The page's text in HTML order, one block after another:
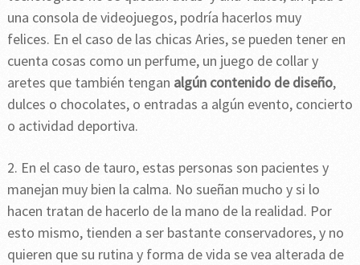
una consola de videojuegos, podría hacerlos muy
felices. En el caso de las chicas Aries, se pueden tener en
cuenta cosas como un perfume, un juego de collar y
aretes que también tengan algún contenido de diseño,
dulces o chocolates, o entradas a algún evento, concierto
o actividad deportiva.
2. En el caso de tauro, estas personas son pacientes y
manejan muy bien la calma. No sueñan mucho y si lo
hacen tratan de hacerlo de la mano de la realidad. Por
esto mismo, tienden a ser bastante conservadores, y no
quieren que su rutina y forma de vida se vea alterada de